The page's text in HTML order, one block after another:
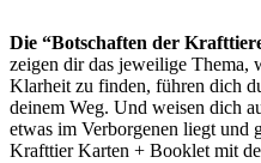
Die “Botschaften der
zeigen dir das jeweilige
Klarheit zu finden, führen dich
deinem Weg. Und weisen dich
etwas im Verborgenen liegt und
Krafttier Karten + Booklet mit